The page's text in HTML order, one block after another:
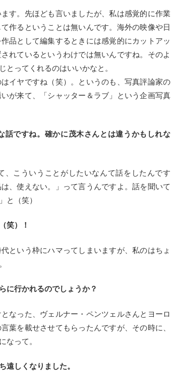
す。先ほども言いましたが、私は感覚的に作業
作るということは無いんです。海外の映像や日
品として編集するときには感覚的にカットアッ
れているというわけでは無いんですね。そのよ
とってくれるのはいいかなと。
イヤですね（笑）。というのも、写真評論家の
が来て、「シャッター＆ラブ」という企画写真
話ですね。確かに茂木さんとは違うかもしれな
、こういうことがしたいなんて話をしたんです
、使えない。」って言うんですよ。話を聞いて
と（笑）
笑）！
という枠にハマってしまいますが、私のはちょ
に行かれるのでしょうか？
なった、ヴェルナー・ペンツェルさんとヨーロ
葉を載せさせてもらったんですが、その時に、
なって。
遠しくなりました。